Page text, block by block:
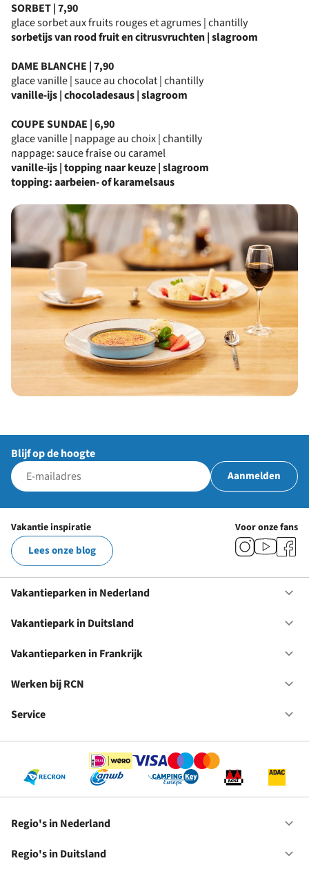
SORBET | 7,90
glace sorbet aux fruits rouges et agrumes | chantilly
sorbetijs van rood fruit en citrusvruchten | slagroom
DAME BLANCHE | 7,90
glace vanille | sauce au chocolat | chantilly
vanille-ijs | chocoladesaus | slagroom
COUPE SUNDAE | 6,90
glace vanille | nappage au choix | chantilly
nappage: sauce fraise ou caramel
vanille-ijs | topping naar keuze | slagroom
topping: aarbeien- of karamelsaus
Blijf op de hoogte
Aanmelden
Vakantie inspiratie
Lees onze blog
Voor onze fans
Vakantieparken in Nederland
Vakantiepark in Duitsland
Vakantieparken in Frankrijk
Werken bij RCN
Service
Regio's in Nederland
Regio's in Duitsland